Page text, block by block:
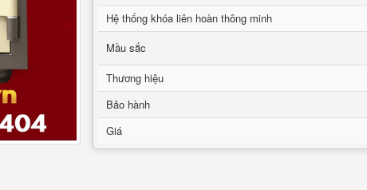
Hệ thống khóa liên hoàn thông minh
Mầu sắc
Thương hiệu
Bảo hành
Giá